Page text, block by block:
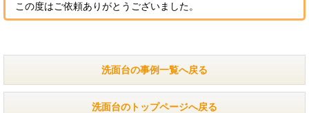
この度はご依頼ありがとうございました。
洗面台の事例一覧へ戻る
洗面台のトップページへ戻る